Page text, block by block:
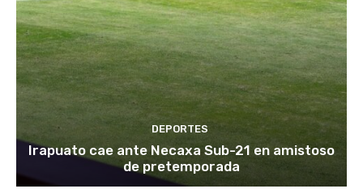
DEPORTES
Irapuato cae ante Necaxa Sub-21 en amistoso
de pretemporada